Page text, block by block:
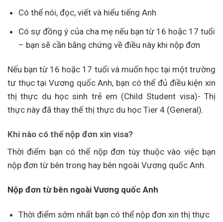
Có thể nói, đọc, viết và hiểu tiếng Anh
Có sự đồng ý của cha mẹ nếu bạn từ 16 hoặc 17 tuổi
– bạn sẽ cần bằng chứng về điều này khi nộp đơn
Nếu bạn từ 16 hoặc 17 tuổi và muốn học tại một trường
tư thục tại Vương quốc Anh, bạn có thể đủ điều kiện xin
thị thực du học sinh trẻ em (Child Student visa)- Thị
thực này đã thay thế thị thực du học Tier 4 (General).
Khi nào có thể nộp đơn xin visa?
Thời điểm bạn có thể nộp đơn tùy thuộc vào việc bạn
nộp đơn từ bên trong hay bên ngoài Vương quốc Anh.
Nộp đơn từ bên ngoài Vương quốc Anh
Thời điểm sớm nhất bạn có thể nộp đơn xin thị thực